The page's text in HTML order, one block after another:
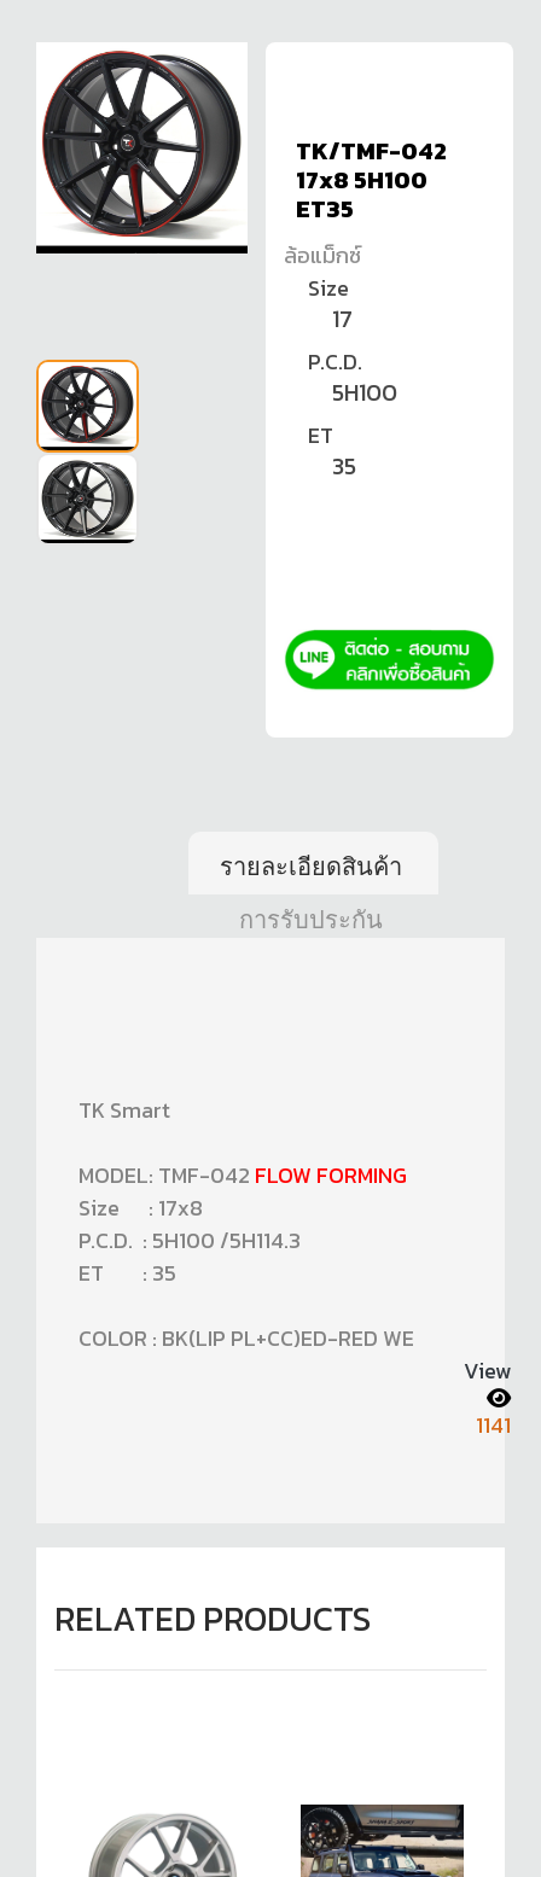
TK/TMF-042
17x8 5H100
ET35
ล้อแม็กซ์
Size
17
P.C.D.
5H100
ET
35
รายละเอียดสินค้า
การรับประกัน
TK Smart
MODEL: TMF-042 FLOW FORMING
Size : 17x8
P.C.D. : 5H100 /5H114.3
ET : 35
COLOR : BK(LIP PL+CC)ED-RED WE
View
1141
RELATED PRODUCTS